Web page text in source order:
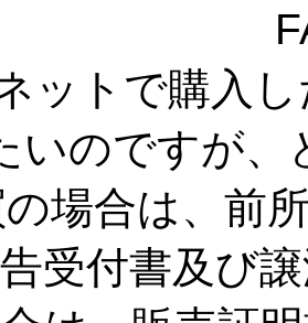
ットで購入
いのですが
場合は、前
受付書及び